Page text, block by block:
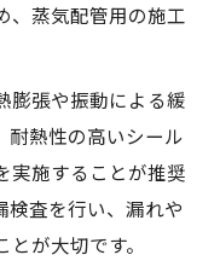
、蒸気配管用の施工
膨張や振動による緩
耐熱性の高いシール
実施することが推奨
検査を行い、漏れや
が大切です。